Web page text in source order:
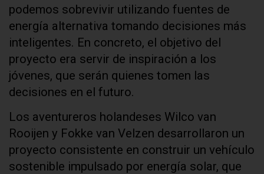
podemos sobrevivir utilizando fuentes de
energía alternativa tomando decisiones más
inteligentes. En concreto, el objetivo del
proyecto era servir de inspiración a los
jóvenes, que serán quienes tomen las
decisiones en el futuro.
Los aventureros holandeses Wilco van
Rooijen y Fokke van Velzen desarrollaron un
proyecto consistente en construir un vehículo
sostenible impulsado por energía solar, que